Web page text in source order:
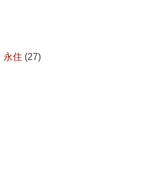
永住 (27)